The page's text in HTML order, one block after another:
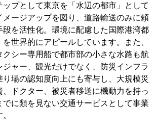
ップとして東京を「水辺の都市」として
メージアップを図り、道路輸送のみに頼
段を活性化。環境に配慮した国際港湾都
世界的にアピールしています。また、
クシー専用船で都市部の小さな水路も航
ャー、観光だけでなく、防災インフラ
り場の認知度向上にも寄与し、大規模災
ドクター、被災者移送に機動力を持っ
でに類を見ない交通サービスとして事業